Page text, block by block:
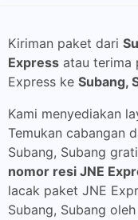
Kiriman paket dari
Express atau terima
Express ke Subang,
Kami menyediakan
Temukan cabangan
Subang, Subang
nomor resi JNE
lacak paket JNE
Subang, Subang oleh